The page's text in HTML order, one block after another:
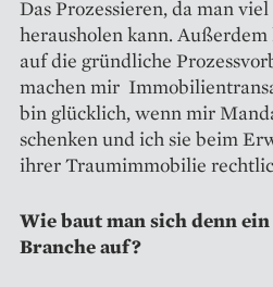
Das Prozessieren, da man
herausholen kann.
auf die gründliche
machen mir
bin glücklich, wenn mir
schenken und ich sie beim
ihrer Traumimmobilie
Wie baut man sich denn
Branche auf?